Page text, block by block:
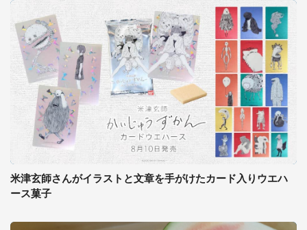
米津玄師さんがイラストと文章を手がけたカード入りウエハ
ース菓子